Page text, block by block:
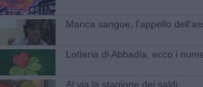
Manca sangue, l'appello
Lotteria di Abbadia, ecco i
Al via la stagione dei saldi